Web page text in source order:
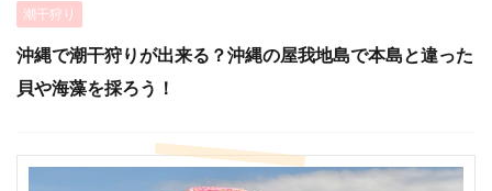
潮干狩り
沖縄で潮干狩りが出来る？沖縄の屋我地島で本島と違った
貝や海藻を採ろう！